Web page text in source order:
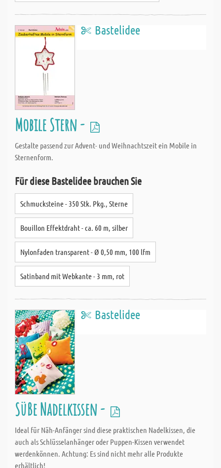
Bastelidee
Mobile Stern -
Gestalte passend zur Advent- und Weihnachtszeit ein Mobile in
Sternenform.
Für diese Bastelidee brauchen Sie
Schmucksteine - 350 Stk. Pkg., Sterne
Bouillon Effektdraht - ca. 60 m, silber
Nylonfaden transparent - Ø 0,50 mm, 100 lfm
Satinband mit Webkante - 3 mm, rot
Bastelidee
Süße Nadelkissen -
Ideal für Näh-Anfänger sind diese praktischen Nadelkissen, die
auch als Schlüsselanhänger oder Puppen-Kissen verwendet
werdenkönnen. Achtung: Es sind nicht mehr alle Produkte
erhältlich!